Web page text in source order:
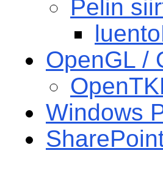
Pelin
OpenGL /
Windows